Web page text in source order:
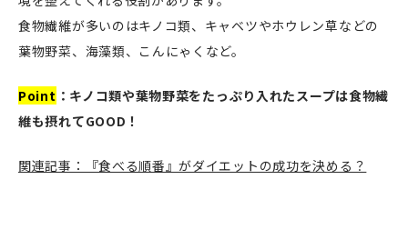
食物繊維が多いのはキノコ類、キャベツやホウレン草などの
葉物野菜、海藻類、こんにゃくなど。
Point ：キノコ類や葉物野菜をたっぷり入れたスープは食物繊
維も摂れてGOOD！
関連記事：『食べる順番』がダイエットの成功を決める？